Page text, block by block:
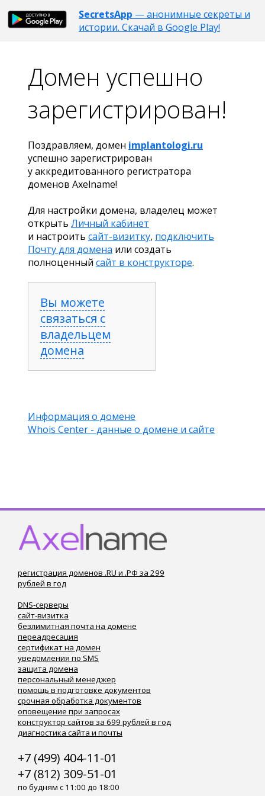
SecretsApp — анонимные секреты и
истории. Скачай в Google Play!
Домен успешно
зарегистрирован!
Поздравляем, домен implantologi.ru
успешно зарегистрирован
у аккредитованного регистратора
доменов Axelname!
Для настройки домена, владелец может
открыть Личный кабинет
и настроить сайт-визитку, подключить
Почту для домена или создать
полноценный сайт в конструкторе.
Вы можете
связаться с
владельцем
домена
Информация о домене
Whois Center - данные о домене и сайте
регистрация доменов .RU и .РФ за 299
рублей в год
DNS-серверы
сайт-визитка
безлимитная почта на домене
переадресация
сертификат на домен
уведомления по SMS
защита домена
персональный менеджер
помощь в подготовке документов
срочная обработка документов
оповещение при запросах
конструктор сайтов за 699 рублей в год
диагностика сайта и почты
+7 (499) 404-11-01
+7 (812) 309-51-01
по будням с 11:00 до 18:00